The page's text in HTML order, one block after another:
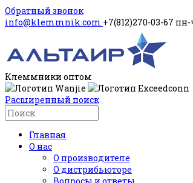
Обратный звонок
info@klemmnik.com +7(812)270-03-67 пн-
Клеммники оптом
Расширенный поиск
Главная
О нас
О производителе
О дистрибьюторе